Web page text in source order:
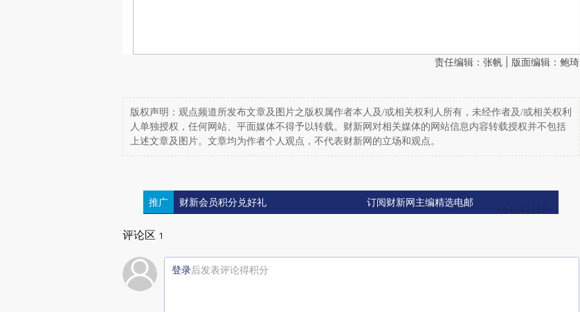
责任编辑：张帆 | 版面编辑：鲍琦
版权声明：观点频道所发布文章及图片之版权属作者本人及/或相关权利人所有，未经作者及/或相关权利
人单独授权，任何网站、平面媒体不得予以转载。财新网对相关媒体的网站信息内容转载授权并不包括
上述文章及图片。文章均为作者个人观点，不代表财新网的立场和观点。
推广 财新会员积分兑好礼 订阅财新网主编精选电邮
评论区 1
登录后发表评论得积分